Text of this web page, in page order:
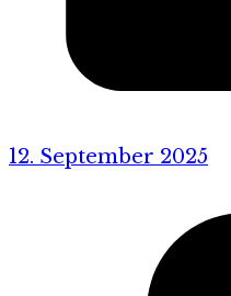
12. September 2025